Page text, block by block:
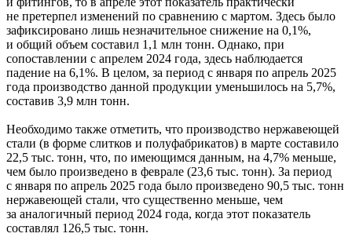
не претерпел изменений по сравнению с мартом. Здесь было
зафиксировано лишь незначительное снижение на 0,1%,
и общий объем составил 1,1 млн тонн. Однако, при
сопоставлении с апрелем 2024 года, здесь наблюдается
падение на 6,1%. В целом, за период с января по апрель 2025
года производство данной продукции уменьшилось на 5,7%,
составив 3,9 млн тонн.
Необходимо также отметить, что производство нержавеющей
стали (в форме слитков и полуфабрикатов) в марте составило
22,5 тыс. тонн, что, по имеющимся данным, на 4,7% меньше,
чем было произведено в феврале (23,6 тыс. тонн). За период
с января по апрель 2025 года было произведено 90,5 тыс. тонн
нержавеющей стали, что существенно меньше, чем
за аналогичный период 2024 года, когда этот показатель
составлял 126,5 тыс. тонн.